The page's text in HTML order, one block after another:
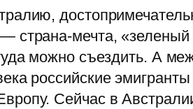
страна-мечта,
можно съездить. А
российские
Сейчас в